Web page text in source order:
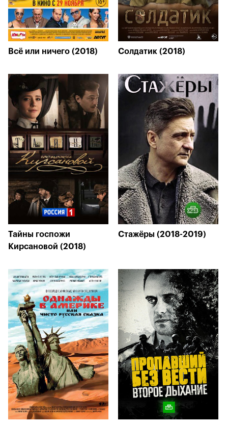
Всё или ничего (2018) Солдатик (2018)
Тайны госпожи
Кирсановой (2018)
Стажёры (2018-2019)